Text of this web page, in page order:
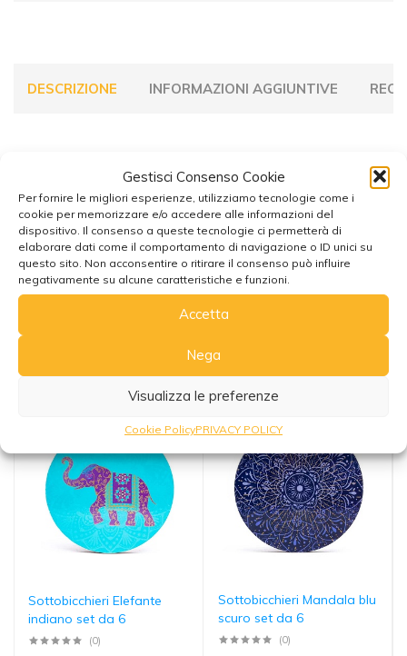
Gestisci Consenso Cookie
Per fornire le migliori esperienze, utilizziamo tecnologie come i
cookie per memorizzare e/o accedere alle informazioni del
dispositivo. Il consenso a queste tecnologie ci permetterà di
elaborare dati come il comportamento di navigazione o ID unici su
questo sito. Non acconsentire o ritirare il consenso può influire
negativamente su alcune caratteristiche e funzioni.
Accetta
Nega
Visualizza le preferenze
Cookie PolicyPRIVACY POLICY
DESCRIZIONE INFORMAZIONI AGGIUNTIVE
Tazza Termica Riutilizzabile Teschi e
Rose
Potrebbe interessarti anche
Sottobicchieri Elefante
indiano set da 6
(0)
Sottobicchieri Mandala blu
scuro set da 6
(0)